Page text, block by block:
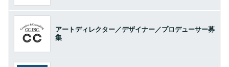
アートディレクター／デザイナー／プロデューサー募
集